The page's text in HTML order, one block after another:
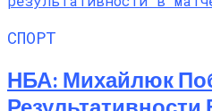
СПОРТ
НБА: Михайлюк